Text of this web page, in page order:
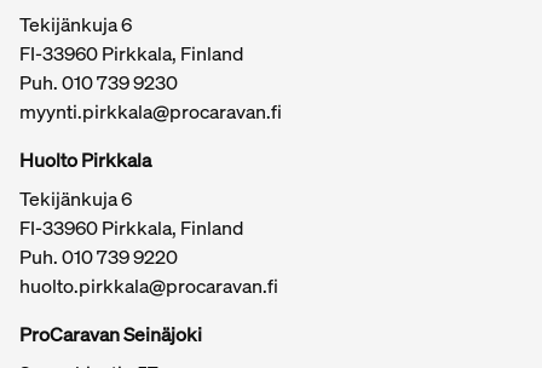
Tekijänkuja 6
FI-33960 Pirkkala, Finland
Puh.010 739 9230
myynti.pirkkala@procaravan.fi
Huolto Pirkkala
Tekijänkuja 6
FI-33960 Pirkkala, Finland
Puh.010 739 9220
huolto.pirkkala@procaravan.fi
ProCaravan Seinäjoki